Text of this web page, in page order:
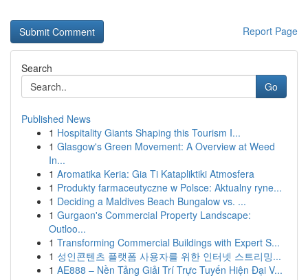
Report Page
Search
Go
Published News
1 Hospitality Giants Shaping this Tourism I...
1 Glasgow's Green Movement: A Overview at Weed
In...
1 Aromatika Keria: Gia Ti Katapliktiki Atmosfera
1 Produkty farmaceutyczne w Polsce: Aktualny ryne...
1 Deciding a Maldives Beach Bungalow vs. ...
1 Gurgaon's Commercial Property Landscape:
Outloo...
1 Transforming Commercial Buildings with Expert S...
1 성인콘텐츠 플랫폼 사용자를 위한 인터넷 스트리밍...
1 AE888 – Nền Tảng Giải Trí Trực Tuyến Hiện Đại V...